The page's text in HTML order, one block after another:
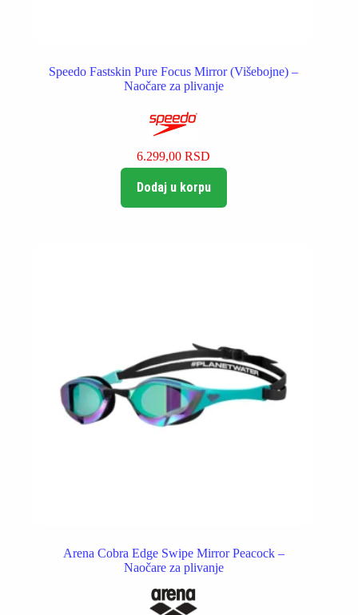
Speedo Fastskin Pure Focus Mirror (Višebojne) –
Naočare za plivanje
6.299,00RSD
Dodaj u korpu
Arena Cobra Edge Swipe Mirror Peacock –
Naočare za plivanje